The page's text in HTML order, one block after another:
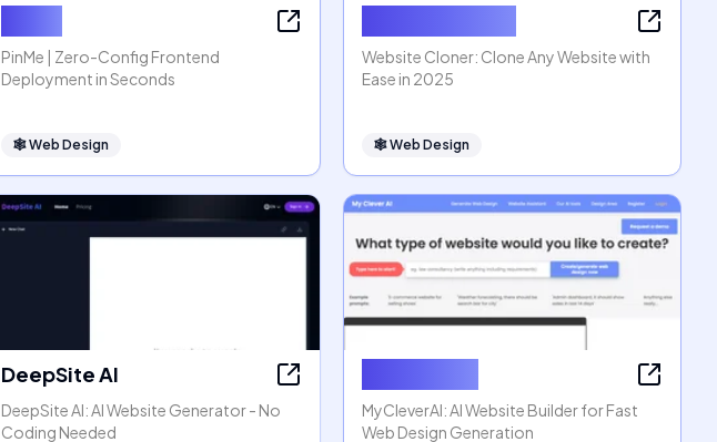
PinMe | Zero-Config Frontend
Deployment in Seconds
🕸Web Design
Website Cloner: Clone Any Website with
Ease in 2025
🕸Web Design
DeepSite AI
DeepSite AI: AI Website Generator - No
Coding Needed
MyCleverAI: AI Website Builder for Fast
Web Design Generation